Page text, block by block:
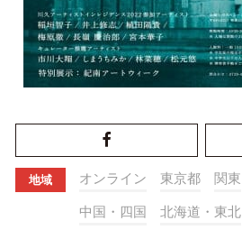
地域 オンライン 東京都 関東
中国・四国 北海道・東北